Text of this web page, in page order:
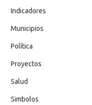
Indicadores
Municipios
Política
Proyectos
Salud
Simbolos